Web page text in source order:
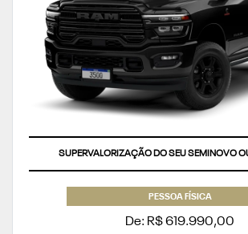
SUPERVALORIZAÇÃO DO SEU SEMINOVO
PESSOA FÍSICA
De: R$ 619.990,00